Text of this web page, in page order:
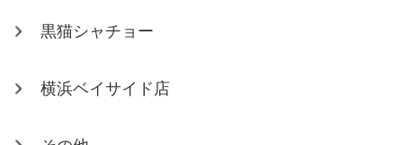
黒猫シャチョー
横浜ベイサイド店